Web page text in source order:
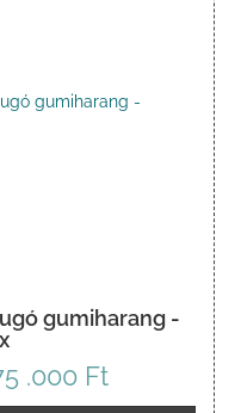
gumiharang -
.000 FtÁrtartomány:
90